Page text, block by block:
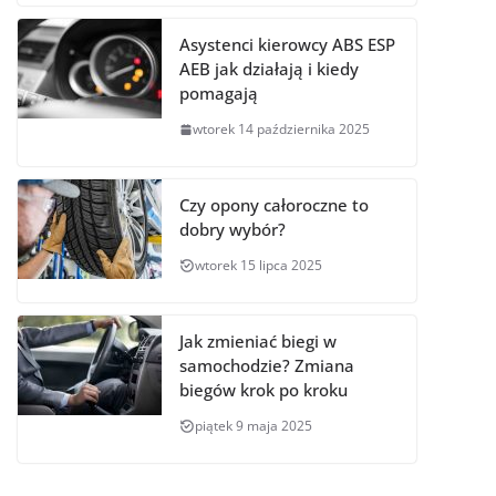
Asystenci kierowcy ABS ESP
AEB jak działają i kiedy
pomagają
wtorek 14 października 2025
Czy opony całoroczne to
dobry wybór?
wtorek 15 lipca 2025
Jak zmieniać biegi w
samochodzie? Zmiana
biegów krok po kroku
piątek 9 maja 2025